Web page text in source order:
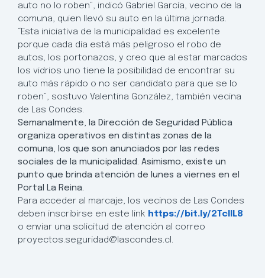
auto no lo roben”, indicó Gabriel García, vecino de la
comuna, quien llevó su auto en la última jornada.
“Esta iniciativa de la municipalidad es excelente
porque cada día está más peligroso el robo de
autos, los portonazos, y creo que al estar marcados
los vidrios uno tiene la posibilidad de encontrar su
auto más rápido o no ser candidato para que se lo
roben”, sostuvo Valentina González, también vecina
de Las Condes.
Semanalmente, la Dirección de Seguridad Pública
organiza operativos en distintas zonas de la
comuna, los que son anunciados por las redes
sociales de la municipalidad. Asimismo, existe un
punto que brinda atención de lunes a viernes en el
Portal La Reina.
Para acceder al marcaje, los vecinos de Las Condes
deben inscribirse en este link https://bit.ly/2TcIlL8
o enviar una solicitud de atención al correo
proyectos.seguridad@lascondes.cl.